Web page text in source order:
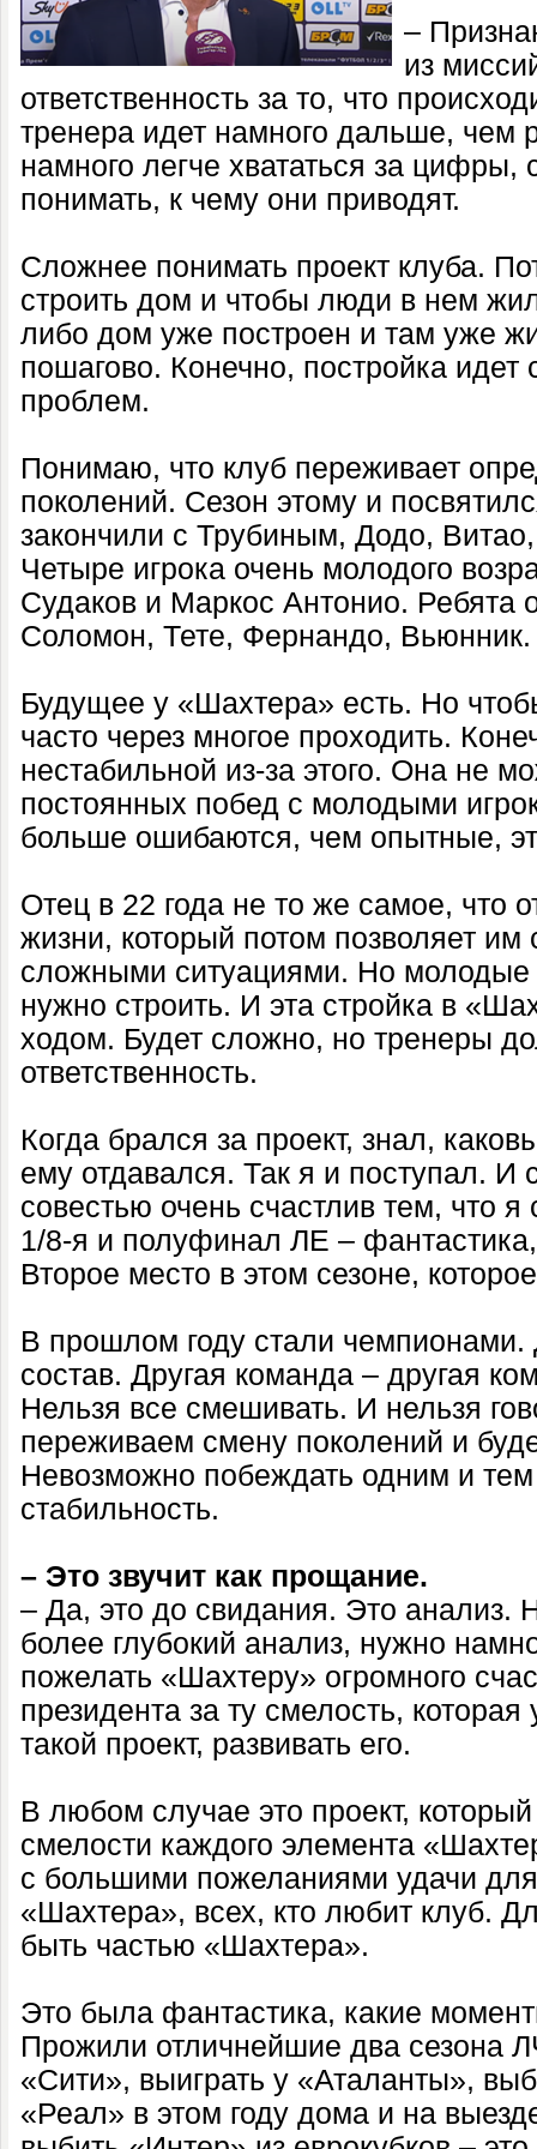
–
из
ответственность за то, что
тренера идет намного дальше, чем
намного легче хвататься за цифры,
понимать, к чему они приводят.
Сложнее понимать проект клуба.
строить дом и чтобы люди в нем
либо дом уже построен и там уже
пошагово. Конечно, постройка
проблем.
Понимаю, что клуб переживает
поколений. Сезон этому и
закончили с Трубиным, Додо,
Четыре игрока очень молодого
Судаков и Маркос Антонио. Ребята
Соломон, Тете, Фернандо, Вьюнник.
Будущее у «Шахтера» есть. Но
часто через многое проходить.
нестабильной из-за этого. Она не
постоянных побед с молодыми
больше ошибаются, чем опытные,
Отец в 22 года не то же самое, что
жизни, который потом позволяет
сложными ситуациями. Но молодые
нужно строить. И эта стройка в
ходом. Будет сложно, но тренеры
ответственность.
Когда брался за проект, знал,
ему отдавался. Так я и поступал. И
совестью очень счастлив тем, что
1/8-я и полуфинал ЛЕ –
Второе место в этом сезоне,
В прошлом году стали чемпионами.
состав. Другая команда – другая
Нельзя все смешивать. И нельзя
переживаем смену поколений и
Невозможно побеждать одним и
стабильность.
– Это звучит как прощание.
– Да, это до свидания. Это анализ.
более глубокий анализ, нужно
пожелать «Шахтеру» огромного
президента за ту смелость, которая
такой проект, развивать его.
В любом случае это проект,
смелости каждого элемента
с большими пожеланиями удачи
«Шахтера», всех, кто любит клуб.
быть частью «Шахтера».
Это была фантастика, какие
Прожили отличнейшие два сезона
«Сити», выиграть у «Аталанты»,
«Реал» в этом году дома и на